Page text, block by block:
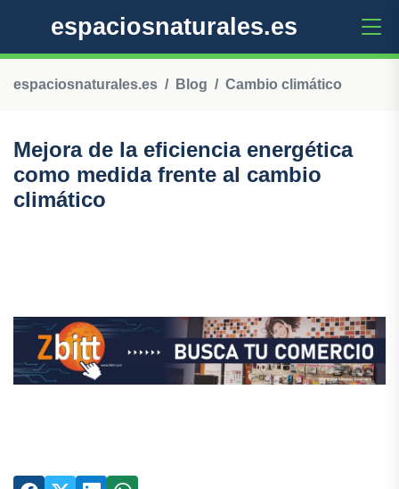
espaciosnaturales.es
espaciosnaturales.es Blog Cambio climático
Mejora de la eficiencia energética
como medida frente al cambio
climático